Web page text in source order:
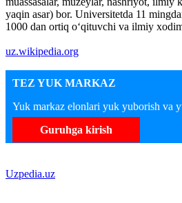
yaqin asar) bor. Universitetda 11
1000 dan ortiq oʻqituvchi va ilmiy
uz.wikipedia.org
TEZ YUK MARKAZ
Yuk markaz elonlari yuk yuborish va
Guruhga kirish
Uzpedia.uz